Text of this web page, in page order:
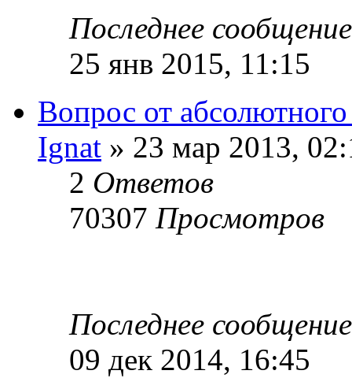
Последнее
25 янв 2015, 11:15
Вопрос от
Ignat » 23 мар 2013,
2 Ответов
70307 Просмотров
Последнее
09 дек 2014, 16:45